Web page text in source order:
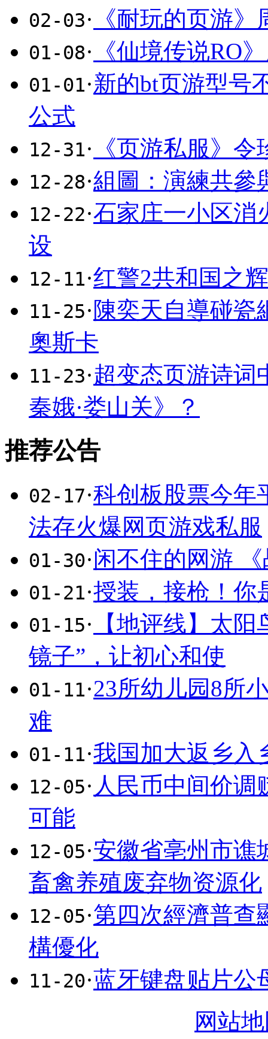
02-03· 《耐玩的页游
01-08· 《仙境传说RO
01-01·新的bt页游型号
公式
12-31· 《页游私服》
12-28·組圖：演練共參
12-22·石家庄一小区消
设
12-11·红警2共和国之
11-25·陳奕天自導碰瓷
奧斯卡
11-23·超变态页游诗词
秦娥·娄山关》？
推荐公告
02-17·科创板股票今年
法存火爆网页游戏私服
01-30·闲不住的网游
01-21·授装，接枪！你
01-15· 【地评线】太
镜子”，让初心和使
01-11·23所幼儿园8所
难
01-11·我国加大返乡入
12-05· 人民币中间价调
可能
12-05·安徽省亳州市谯
畜禽养殖废弃物资源化
12-05·第四次經濟普查
構優化
11-20·蓝牙键盘贴片公
网站